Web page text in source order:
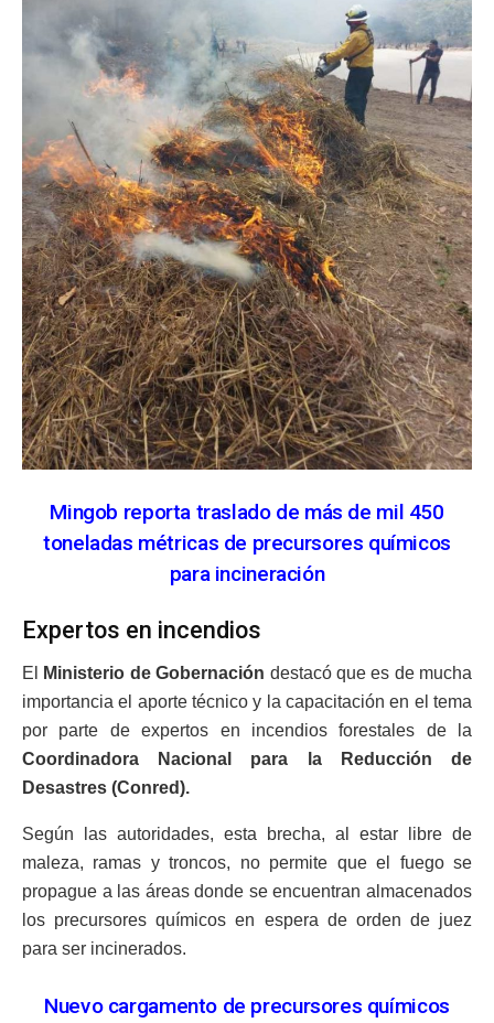
Mingob reporta traslado de más de mil 450
toneladas métricas de precursores químicos
para incineración
Expertos en incendios
El Ministerio de Gobernación destacó que es de mucha
importancia el aporte técnico y la capacitación en el tema
por parte de expertos en incendios forestales de la
Coordinadora Nacional para la Reducción de
Desastres (Conred).
Según las autoridades, esta brecha, al estar libre de
maleza, ramas y troncos, no permite que el fuego se
propague a las áreas donde se encuentran almacenados
los precursores químicos en espera de orden de juez
para ser incinerados.
Nuevo cargamento de precursores químicos